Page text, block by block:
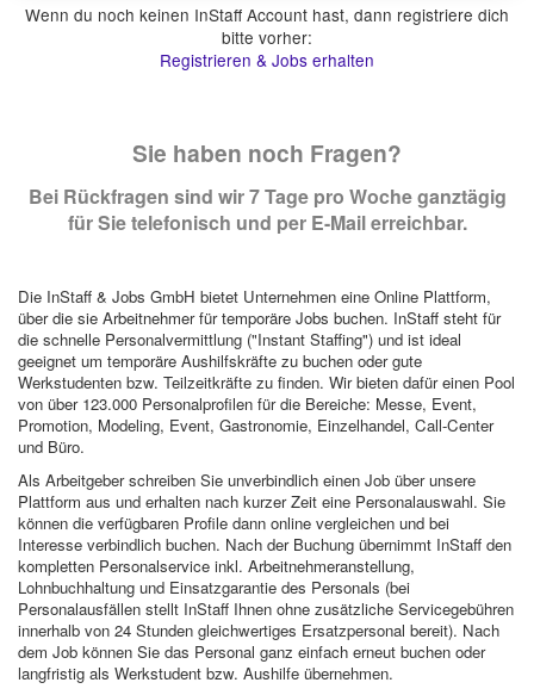
Wenn du noch keinen InStaff Account hast, dann registriere dich
bitte vorher:
Registrieren & Jobs erhalten
Sie haben noch Fragen?
Bei Rückfragen sind wir 7 Tage pro Woche ganztägig
für Sie telefonisch und per E-Mail erreichbar.
Die InStaff & Jobs GmbH bietet Unternehmen eine Online Plattform,
über die sie Arbeitnehmer für temporäre Jobs buchen. InStaff steht für
die schnelle Personalvermittlung ("Instant Staffing") und ist ideal
geeignet um temporäre Aushilfskräfte zu buchen oder gute
Werkstudenten bzw. Teilzeitkräfte zu finden. Wir bieten dafür einen Pool
von über 123.000 Personalprofilen für die Bereiche: Messe, Event,
Promotion, Modeling, Event, Gastronomie, Einzelhandel, Call-Center
und Büro.
Als Arbeitgeber schreiben Sie unverbindlich einen Job über unsere
Plattform aus und erhalten nach kurzer Zeit eine Personalauswahl. Sie
können die verfügbaren Profile dann online vergleichen und bei
Interesse verbindlich buchen. Nach der Buchung übernimmt InStaff den
kompletten Personalservice inkl. Arbeitnehmeranstellung,
Lohnbuchhaltung und Einsatzgarantie des Personals (bei
Personalausfällen stellt InStaff Ihnen ohne zusätzliche Servicegebühren
innerhalb von 24 Stunden gleichwertiges Ersatzpersonal bereit). Nach
dem Job können Sie das Personal ganz einfach erneut buchen oder
langfristig als Werkstudent bzw. Aushilfe übernehmen.